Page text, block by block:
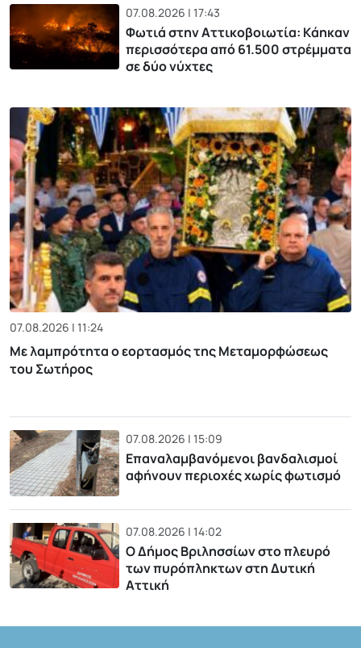
07.08.2026 | 17:43
Φωτιά στην Αττικοβοιωτία: Kάηκαν
περισσότερα από 61.500 στρέμματα
σε δύο νύχτες
07.08.2026 | 11:24
Με λαμπρότητα ο εορτασμός της Μεταμορφώσεως
του Σωτήρος
07.08.2026 | 15:09
Επαναλαμβανόμενοι βανδαλισμοί
αφήνουν περιοχές χωρίς φωτισμό
07.08.2026 | 14:02
Ο Δήμος Βριλησσίων στο πλευρό
των πυρόπληκτων στη Δυτική
Αττική